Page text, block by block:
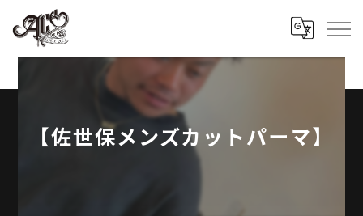
【佐世保メンズカットパーマ】